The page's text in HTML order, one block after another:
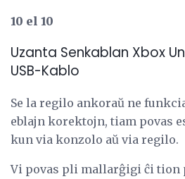
10 el 10
Uzanta Senkablan Xbox
USB-Kablo
Se la regilo ankoraŭ ne
eblajn korektojn, tiam povas
kun via konzolo aŭ via regilo.
Vi povas pli mallarĝigi ĉi tion